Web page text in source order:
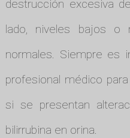
destrucción excesiva
lado, niveles bajos o
normales. Siempre es
profesional médico
si se presentan
bilirrubina en orina.